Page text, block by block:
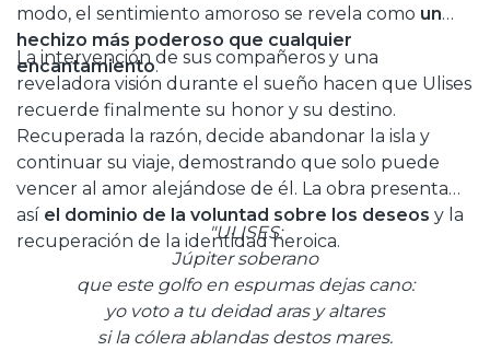
modo, el sentimiento amoroso se revela como un
hechizo más poderoso que cualquier
encantamiento.
La intervención de sus compañeros y una
reveladora visión durante el sueño hacen que Ulises
recuerde finalmente su honor y su destino.
Recuperada la razón, decide abandonar la isla y
continuar su viaje, demostrando que solo puede
vencer al amor alejándose de él. La obra presenta
así el dominio de la voluntad sobre los deseos y la
recuperación de la identidad heroica.
"ULISES:
Júpiter soberano
que este golfo en espumas dejas cano:
yo voto a tu deidad aras y altares
si la cólera ablandas destos mares.